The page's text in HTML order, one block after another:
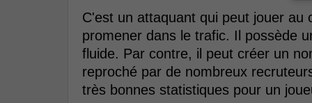
C'est un attaquant qui peut jouer au
promener dans le trafic. Il possède
fluide. Par contre, il peut créer un
reproché par de nombreux
très bonnes statistiques pour un